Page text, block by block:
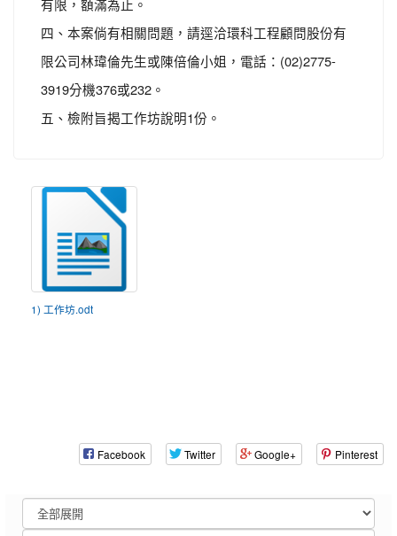
有限，額滿為止。
四、本案倘有相關問題，請逕洽環科工程顧問股份有
限公司林瑋倫先生或陳倍倫小姐，電話：(02)2775-
3919分機376或232。
五、檢附旨揭工作坊說明1份。
1) 工作坊.odt
Facebook Twitter Google+ Pinterest